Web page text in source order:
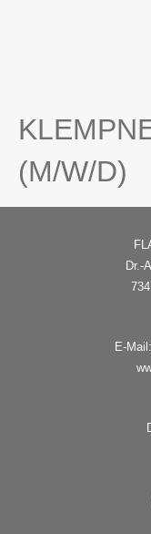
(M/W/D)
Dr.-
E-Mail: